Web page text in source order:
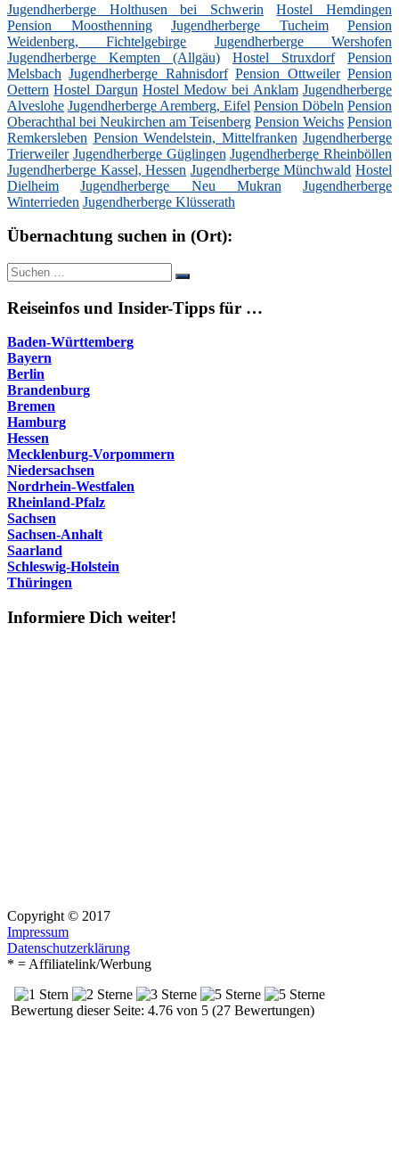
Jugendherberge Holthusen bei Schwerin
Hostel Hemdingen
Pension Moosthenning
Jugendherberge Tucheim
Pension
Weidenberg, Fichtelgebirge
Jugendherberge Wershofen
Jugendherberge Kempten (Allgäu)
Hostel Struxdorf
Pension
Melsbach Jugendherberge Rahnisdorf Pension Ottweiler Pension
Oettern Hostel Dargun Hostel Medow bei Anklam Jugendherberge
Alveslohe Jugendherberge Aremberg, Eifel Pension Döbeln Pension
Oberachthal bei Neukirchen am Teisenberg Pension Weichs Pension
Remkersleben Pension Wendelstein, Mittelfranken Jugendherberge
Trierweiler Jugendherberge Güglingen Jugendherberge Rheinböllen
Jugendherberge Kassel, Hessen Jugendherberge Münchwald Hostel
Dielheim
Jugendherberge Neu Mukran
Jugendherberge
Winterrieden Jugendherberge Klüsserath
Übernachtung suchen in (Ort):
Suche
nach:
Suchen
Reiseinfos und Insider-Tipps für …
Baden-Württemberg
Bayern
Berlin
Brandenburg
Bremen
Hamburg
Hessen
Mecklenburg-Vorpommern
Niedersachsen
Nordrhein-Westfalen
Rheinland-Pfalz
Sachsen
Sachsen-Anhalt
Saarland
Schleswig-Holstein
Thüringen
Informiere Dich weiter!
Copyright © 2017
Impressum
Datenschutzerklärung
* = Affiliatelink/Werbung
Bewertung dieser Seite: 4.76 von 5 (27 Bewertungen)